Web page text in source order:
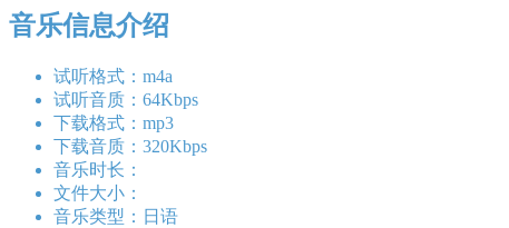
音乐信息介绍
试听格式：m4a
试听音质：64Kbps
下载格式：mp3
下载音质：320Kbps
音乐时长：
文件大小：
音乐类型：日语